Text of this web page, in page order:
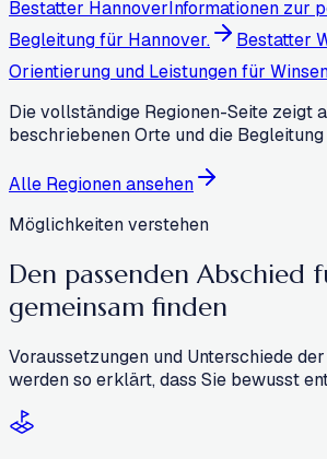
Bestatter HannoverInformationen zur
Begleitung für Hannover.
Bestatter
Orientierung und Leistungen für
Die vollständige Regionen-Seite zeigt
beschriebenen Orte und die
Alle Regionen ansehen
Möglichkeiten verstehen
Den passenden Abschied
gemeinsam finden
Voraussetzungen und Unterschiede
werden so erklärt, dass Sie bewusst